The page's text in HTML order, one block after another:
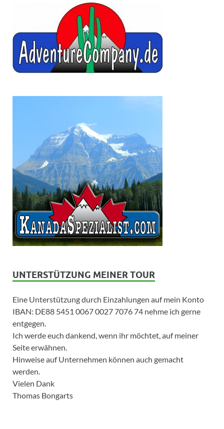
UNTERSTÜTZUNG MEINER TOUR
Eine Unterstützung durch Einzahlungen auf mein Konto
IBAN: DE88 5451 0067 0027 7076 74 nehme ich gerne
entgegen.
Ich werde euch dankend, wenn ihr möchtet, auf meiner
Seite erwähnen.
Hinweise auf Unternehmen können auch gemacht
werden.
Vielen Dank
Thomas Bongarts